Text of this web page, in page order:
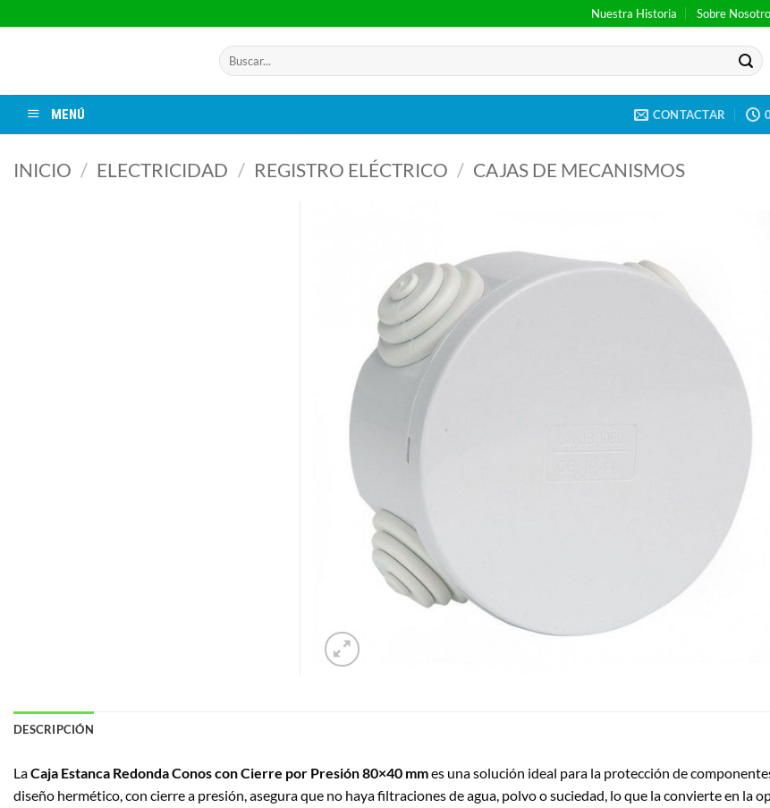
al
Nuestra Historia Sobre
Buscar
por:
MENÚ CONTACTAR
INICIO / ELECTRICIDAD / REGISTRO ELÉCTRICO / CAJAS DE MECANISMOS
DESCRIPCIÓN
LaCaja Estanca Redonda Conos con Cierre por Presión 80×40 mmes una solución ideal para la protección de
diseño hermético, con cierre a presión, asegura que no haya filtraciones de agua, polvo o suciedad, lo que la convierte en la